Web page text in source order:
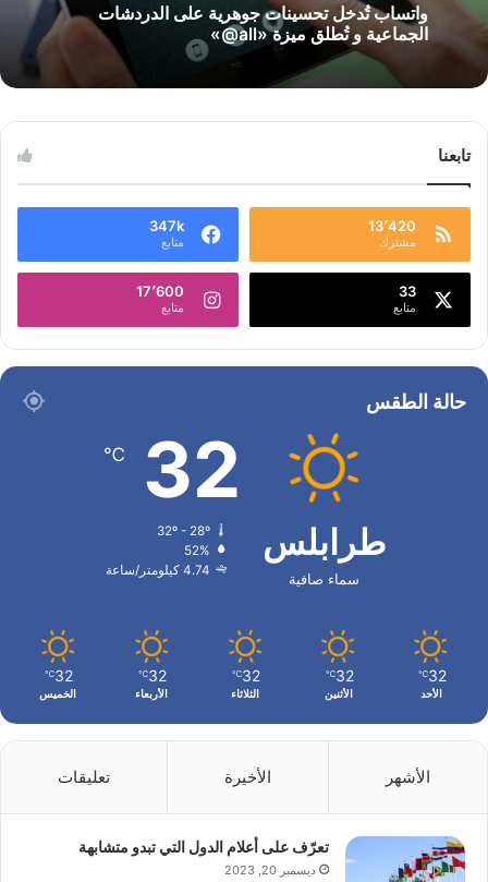
واتساب تُدخل تحسينات جوهرية على الدردشات
الجماعية و تُطلق ميزة «all@»
تابعنا
13٬420
مشترك
347k
متابع
33
متابع
17٬600
متابع
حالة الطقس
طرابلس
سماء صافية
32
℃
32º - 28º
52%
4.74 كيلومتر/ساعة
32
℃
الأحد
32
℃
الأثنين
32
℃
الثلاثاء
32
℃
الأربعاء
32
℃
الخميس
الأشهر الأخيرة تعليقات
تعرّف على أعلام الدول التي تبدو متشابهة
ديسمبر 20, 2023